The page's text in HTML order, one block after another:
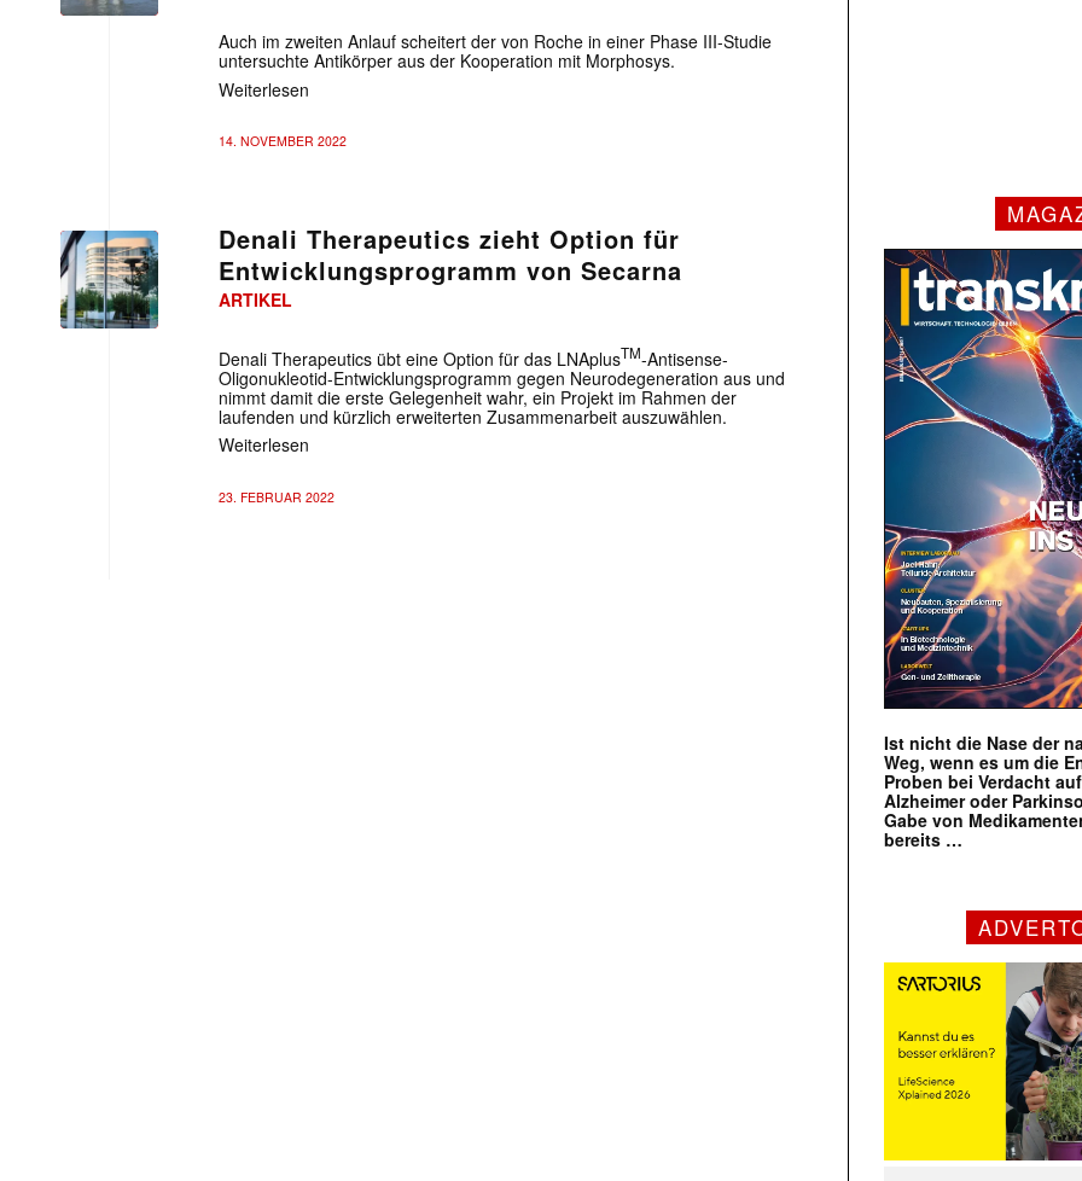
Auch im zweiten Anlauf scheitert der von Roche in einer Phase III-Studie
untersuchte Antikörper aus der Kooperation mit Morphosys.
Weiterlesen
14. NOVEMBER 2022
Denali Therapeutics zieht Option für
Entwicklungsprogramm von Secarna
ARTIKEL
Denali Therapeutics übt eine Option für das LNAplusTM-Antisense-
Oligonukleotid-Entwicklungsprogramm gegen Neurodegeneration aus und
nimmt damit die erste Gelegenheit wahr, ein Projekt im Rahmen der
laufenden und kürzlich erweiterten Zusammenarbeit auszuwählen.
Weiterlesen
23. FEBRUAR 2022
Ist nicht die Nase der
Weg, wenn es um die
Proben bei Verdacht
Alzheimer oder
Gabe von
bereits …